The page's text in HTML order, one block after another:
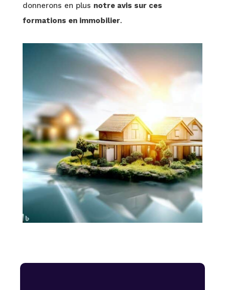
donnerons en plus notre avis sur ces
formations en immobilier.